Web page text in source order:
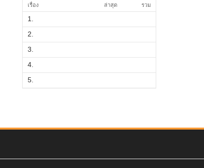
เรื่อง ล่าสุด รวม
1.
2.
3.
4.
5.